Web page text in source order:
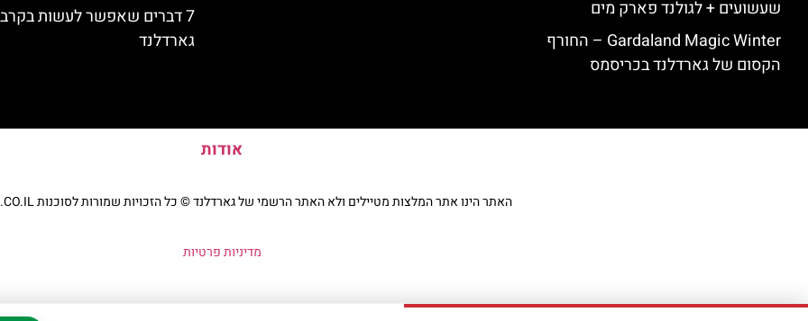
שעשועים + לגולנד פארק מים
Gardaland Magic Winter – החורף
הקסום של גארדלנד בכריסמס
7 דברים שאפשר לעשות
גארדלנד
אודות
האתר הינו אתר המלצות מטיילים ולא האתר הרשמי של גארדלנד © כל הזכויות שמורות לסוכנות TRAVELERS.CO.IL
מדיניות פרטיות